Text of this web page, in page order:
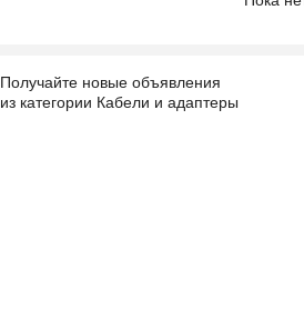
Получайте новые объявления
из категории Кабели и адаптеры